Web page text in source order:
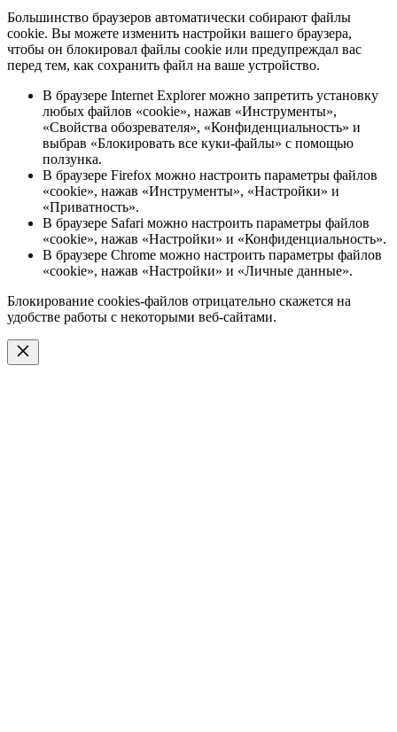
Большинство браузеров автоматически собирают файлы
cookie. Вы можете изменить настройки вашего браузера,
чтобы он блокировал файлы cookie или предупреждал вас
перед тем, как сохранить файл на ваше устройство.
В браузере Internet Explorer можно запретить установку
любых файлов «cookie», нажав «Инструменты»,
«Свойства обозревателя», «Конфиденциальность» и
выбрав «Блокировать все куки-файлы» с помощью
ползунка.
В браузере Firefox можно настроить параметры файлов
«cookie», нажав «Инструменты», «Настройки» и
«Приватность».
В браузере Safari можно настроить параметры файлов
«cookie», нажав «Настройки» и «Конфиденциальность».
В браузере Chrome можно настроить параметры файлов
«cookie», нажав «Настройки» и «Личные данные».
Блокирование cookies-файлов отрицательно скажется на
удобстве работы с некоторыми веб-сайтами.